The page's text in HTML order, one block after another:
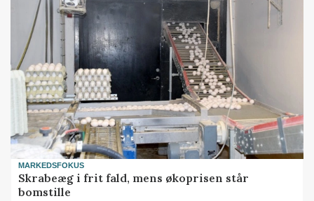
MARKEDSFOKUS
Skrabeæg i frit fald, mens økoprisen står
bomstille